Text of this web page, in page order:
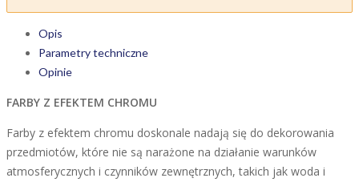
Opis
Parametry techniczne
Opinie
FARBY Z EFEKTEM CHROMU
Farby z efektem chromu doskonale nadają się do dekorowania
przedmiotów, które nie są narażone na działanie warunków
atmosferycznych i czynników zewnętrznych, takich jak woda i